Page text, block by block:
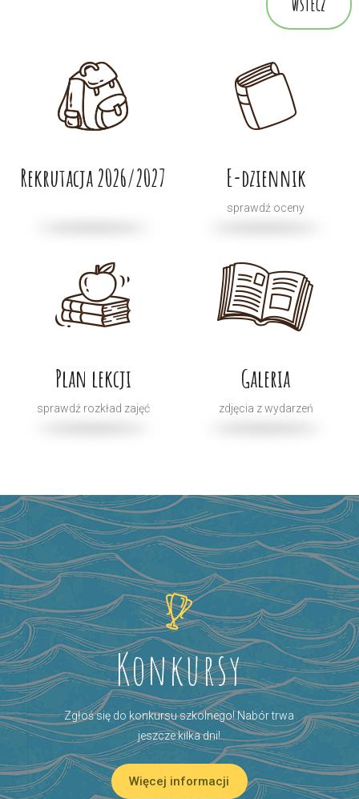
Rekrutacja 2026/2027 E-dziennik
sprawdź oceny
Plan lekcji
sprawdź rozkład zajęć
Galeria
zdjęcia z wydarzeń
Konkursy
Zgłoś się do konkursu szkolnego! Nabór trwa
jeszcze kilka dni!
Więcej informacji